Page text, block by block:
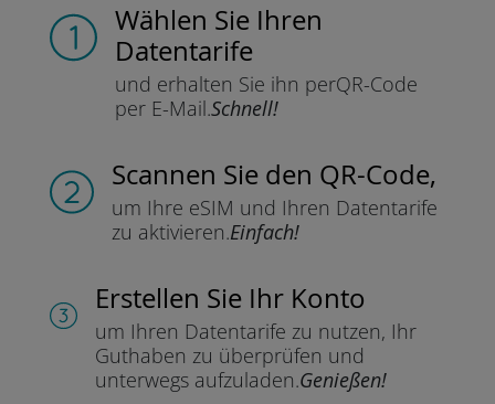
Wählen Sie Ihren
Datentarife
und erhalten Sie ihn perQR-Code
per E-Mail.Schnell!
Scannen Sie den QR-Code,
um Ihre eSIM und Ihren Datentarife
zu aktivieren.Einfach!
Erstellen Sie Ihr Konto
um Ihren Datentarife zu nutzen, Ihr
Guthaben zu überprüfen und
unterwegs aufzuladen.Genießen!